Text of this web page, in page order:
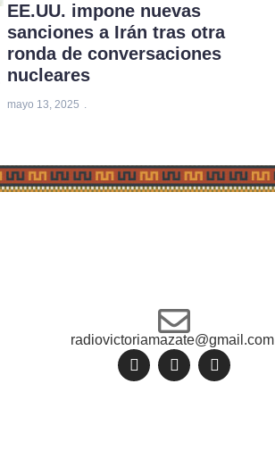
EE.UU. impone nuevas
sanciones a Irán tras otra
ronda de conversaciones
nucleares
mayo 13, 2025
radiovictoriamazate@gmail.com